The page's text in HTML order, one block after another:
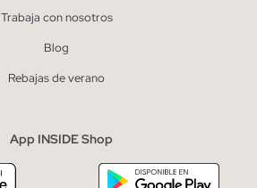
Trabaja con nosotros
Blog
Rebajas de verano
App INSIDE Shop